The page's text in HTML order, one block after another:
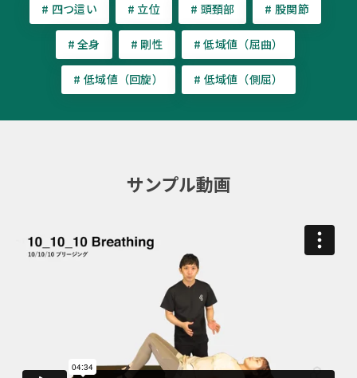
# 四つ這い # 立位 # 頭頚部 # 股関節
# 全身 # 剛性 # 低域値（屈曲）
# 低域値（回旋） # 低域値（側屈）
サンプル動画